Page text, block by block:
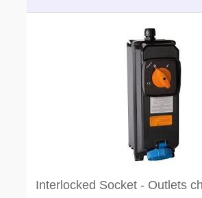
Interlocked Socket - Outlets